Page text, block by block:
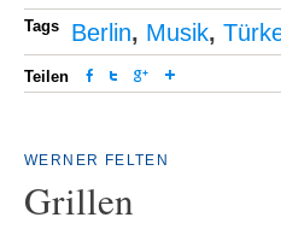
Tags Berlin, Musik,
Teilen
WERNER FELTEN
Grillen